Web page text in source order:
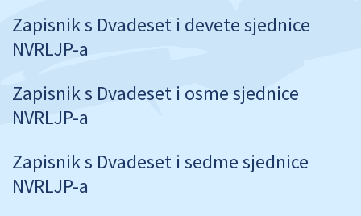
Zapisnik s Dvadeset i devete sjednice
NVRLJP-a
Zapisnik s Dvadeset i osme sjednice
NVRLJP-a
Zapisnik s Dvadeset i sedme sjednice
NVRLJP-a